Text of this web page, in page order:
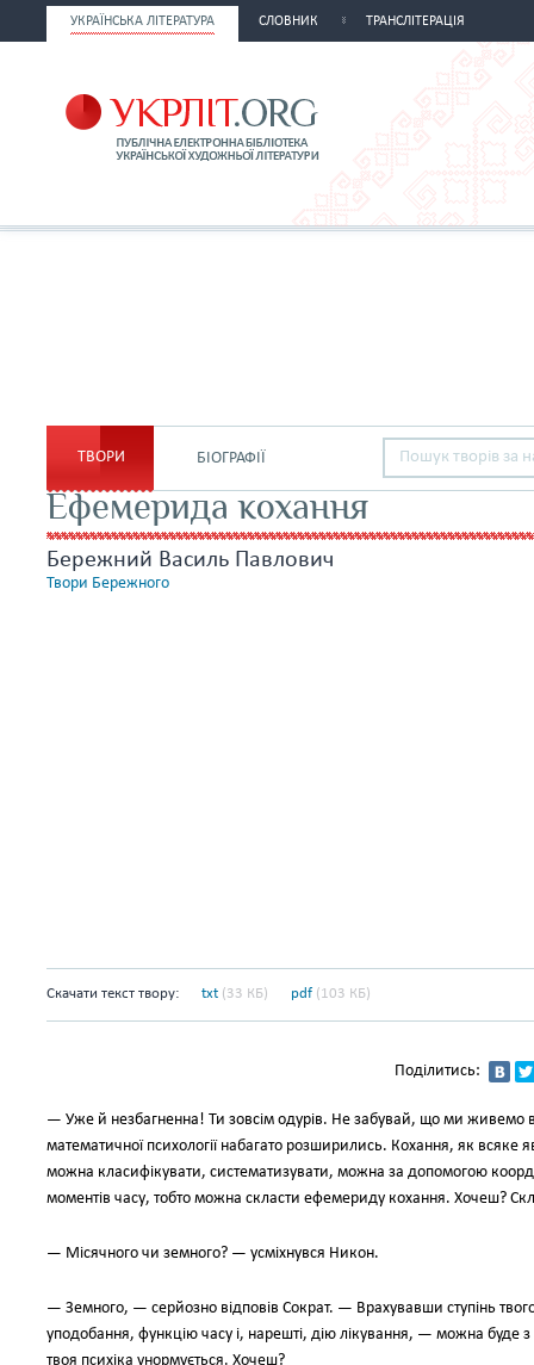
УКРАЇНСЬКА ЛІТЕРАТУРА СЛОВНИК ТРАНСЛІТЕРАЦІЯ
ТВОРИ БІОГРАФІЇ
Ефемерида кохання
Бережний Василь Павлович
Твори Бережного
Скачати текст твору: txt (33 КБ) pdf (103 КБ)
Поділитись:
— Уже й незбагненна! Ти зовсім одурів. Не забувай, що ми живемо в
математичної психології набагато розширились. Кохання, як всяке
можна класифікувати, систематизувати, можна за допомогою
моментів часу, тобто можна скласти ефемериду кохання. Хочеш?
— Місячного чи земного? — усміхнувся Никон.
— Земного, — серйозно відповів Сократ. — Врахувавши ступінь
уподобання, функцію часу і, нарешті, дію лікування, — можна буде
твоя психіка унормується. Хочеш?